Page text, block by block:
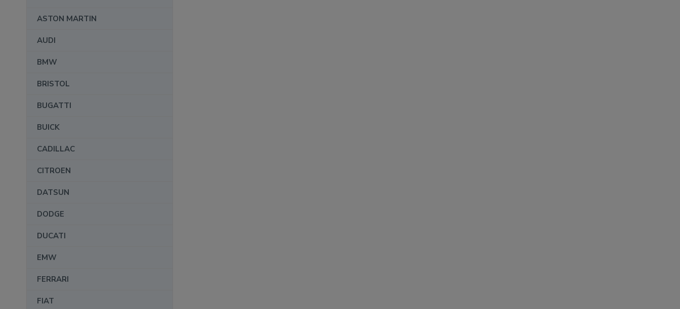
ASTON MARTIN
AUDI
BMW
BRISTOL
BUGATTI
BUICK
CADILLAC
CITROEN
DATSUN
DODGE
DUCATI
EMW
FERRARI
FIAT